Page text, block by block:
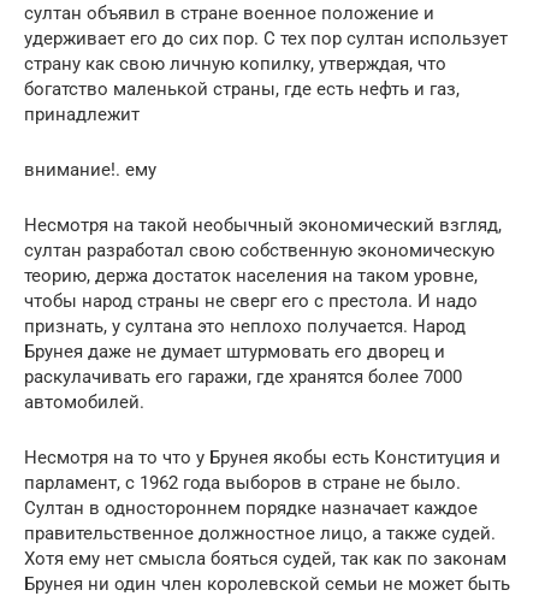
султан объявил в стране военное положение и
удерживает его до сих пор. С тех пор султан использует
страну как свою личную копилку, утверждая, что
богатство маленькой страны, где есть нефть и газ,
принадлежит
внимание!. ему
Несмотря на такой необычный экономический взгляд,
султан разработал свою собственную экономическую
теорию, держа достаток населения на таком уровне,
чтобы народ страны не сверг его с престола. И надо
признать, у султана это неплохо получается. Народ
Брунея даже не думает штурмовать его дворец и
раскулачивать его гаражи, где хранятся более 7000
автомобилей.
Несмотря на то что у Брунея якобы есть Конституция и
парламент, с 1962 года выборов в стране не было.
Султан в одностороннем порядке назначает каждое
правительственное должностное лицо, а также судей.
Хотя ему нет смысла бояться судей, так как по законам
Брунея ни один член королевской семьи не может быть